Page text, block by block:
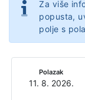
Za više
popusta,
polje s
Polazak
11. 8. 2026.